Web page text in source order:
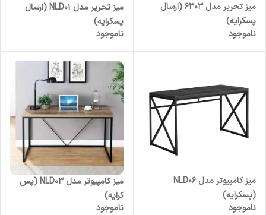
میز تحریر مدل 6303 (ارسال
پسکرایه)
ناموجود
میز تحریر مدل NLD01 (ارسال
پسکرایه)
ناموجود
میز کامپیوتر مدل NLD06
(پسکرایه)
ناموجود
میز کامپیوتر مدل NLD03 (پس
کرایه)
ناموجود